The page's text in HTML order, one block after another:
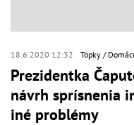
18.6.2020 12:32 Topky
Prezidentka
návrh sprísnenia
iné problémy